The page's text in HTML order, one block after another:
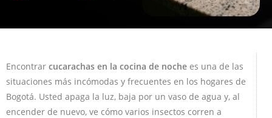
Encontrar cucarachas en la cocina de noche es una de las
situaciones más incómodas y frecuentes en los hogares de
Bogotá. Usted apaga la luz, baja por un vaso de agua y, al
encender de nuevo, ve cómo varios insectos corren a